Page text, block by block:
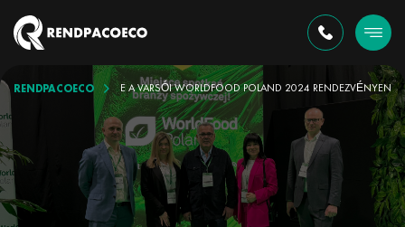
RENDPACOECOMUTATOTT BE A VARSÓI WORLDFOOD POLAND 2024 RENDEZVÉNYEN